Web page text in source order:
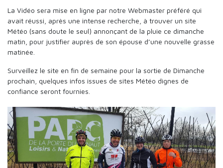
La Vidéo sera mise en ligne par notre Webmaster préféré qui
avait réussi, après une intense recherche, à trouver un site
Météo (sans doute le seul) annonçant de la pluie ce dimanche
matin, pour justifier auprès de son épouse d’une nouvelle grasse
matinée.
Surveillez le site en fin de semaine pour la sortie de Dimanche
prochain, quelques infos issues de sites Météo dignes de
confiance seront fournies.